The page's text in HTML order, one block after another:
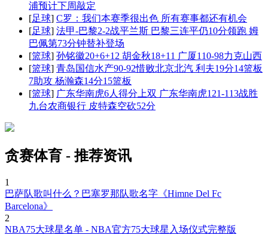
浦预计下周敲定
[足球] C罗：我们本赛季很出色 所有赛事都还有机会
[足球] 法甲-巴黎2-2战平兰斯 巴黎三连平仍10分领跑 姆
巴佩第73分钟替补登场
[篮球] 孙铭徽20+6+12 胡金秋18+11 广厦110-98力克山西
[篮球] 青岛国信水产90-92惜败北京北汽 利夫19分14篮板
7助攻 杨瀚森14分15篮板
[篮球] 广东华南虎6人得分上双 广东华南虎121-113战胜
九台农商银行 皮特森空砍52分
贪赛体育 - 推荐资讯
1
巴萨队歌叫什么？巴塞罗那队歌名字《Himne Del Fc
Barcelona》
2
NBA75大球星名单 - NBA官方75大球星入场仪式完整版